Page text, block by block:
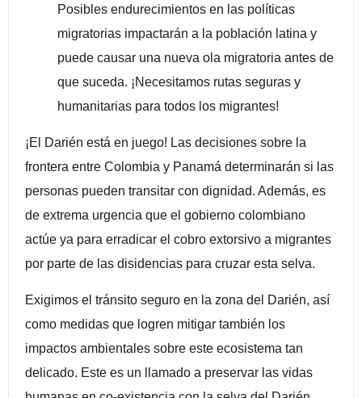
Posibles endurecimientos en las políticas
migratorias impactarán a la población latina y
puede causar una nueva ola migratoria antes de
que suceda. ¡Necesitamos rutas seguras y
humanitarias para todos los migrantes!
¡El Darién está en juego! Las decisiones sobre la
frontera entre Colombia y Panamá determinarán si las
personas pueden transitar con dignidad. Además, es
de extrema urgencia que el gobierno colombiano
actúe ya para erradicar el cobro extorsivo a migrantes
por parte de las disidencias para cruzar esta selva.
Exigimos el tránsito seguro en la zona del Darién, así
como medidas que logren mitigar también los
impactos ambientales sobre este ecosistema tan
delicado. Este es un llamado a preservar las vidas